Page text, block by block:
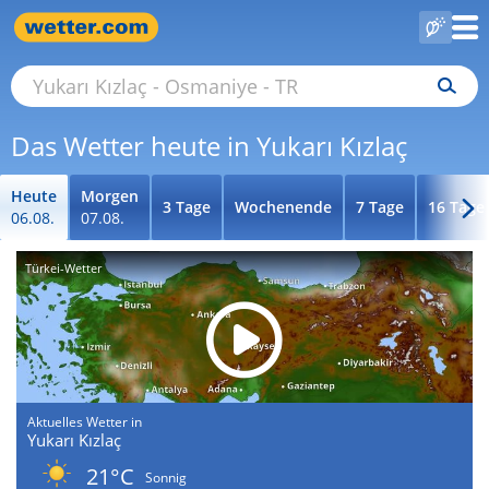
Das Wetter heute in Yukarı Kızlaç
Heute
06.08.
Morgen
07.08.
3 Tage Wochenende 7 Tage 16 Tage
Türkei-Wetter
Aktuelles Wetter in
Yukarı Kızlaç
21°C
Sonnig